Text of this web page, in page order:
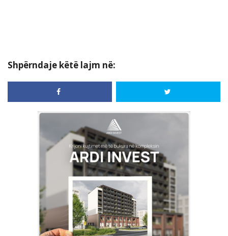
Shpërndaje këtë lajm në: